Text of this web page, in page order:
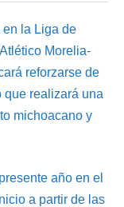
en la Liga de
Morelia-
reforzarse de
que realizará una
michoacano y
año en el
a partir de las